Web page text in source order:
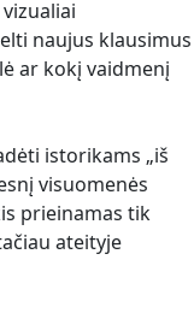
naujus klausimus
ar kokį vaidmenį
istorikams „iš
visuomenės
prieinamas tik
ateityje